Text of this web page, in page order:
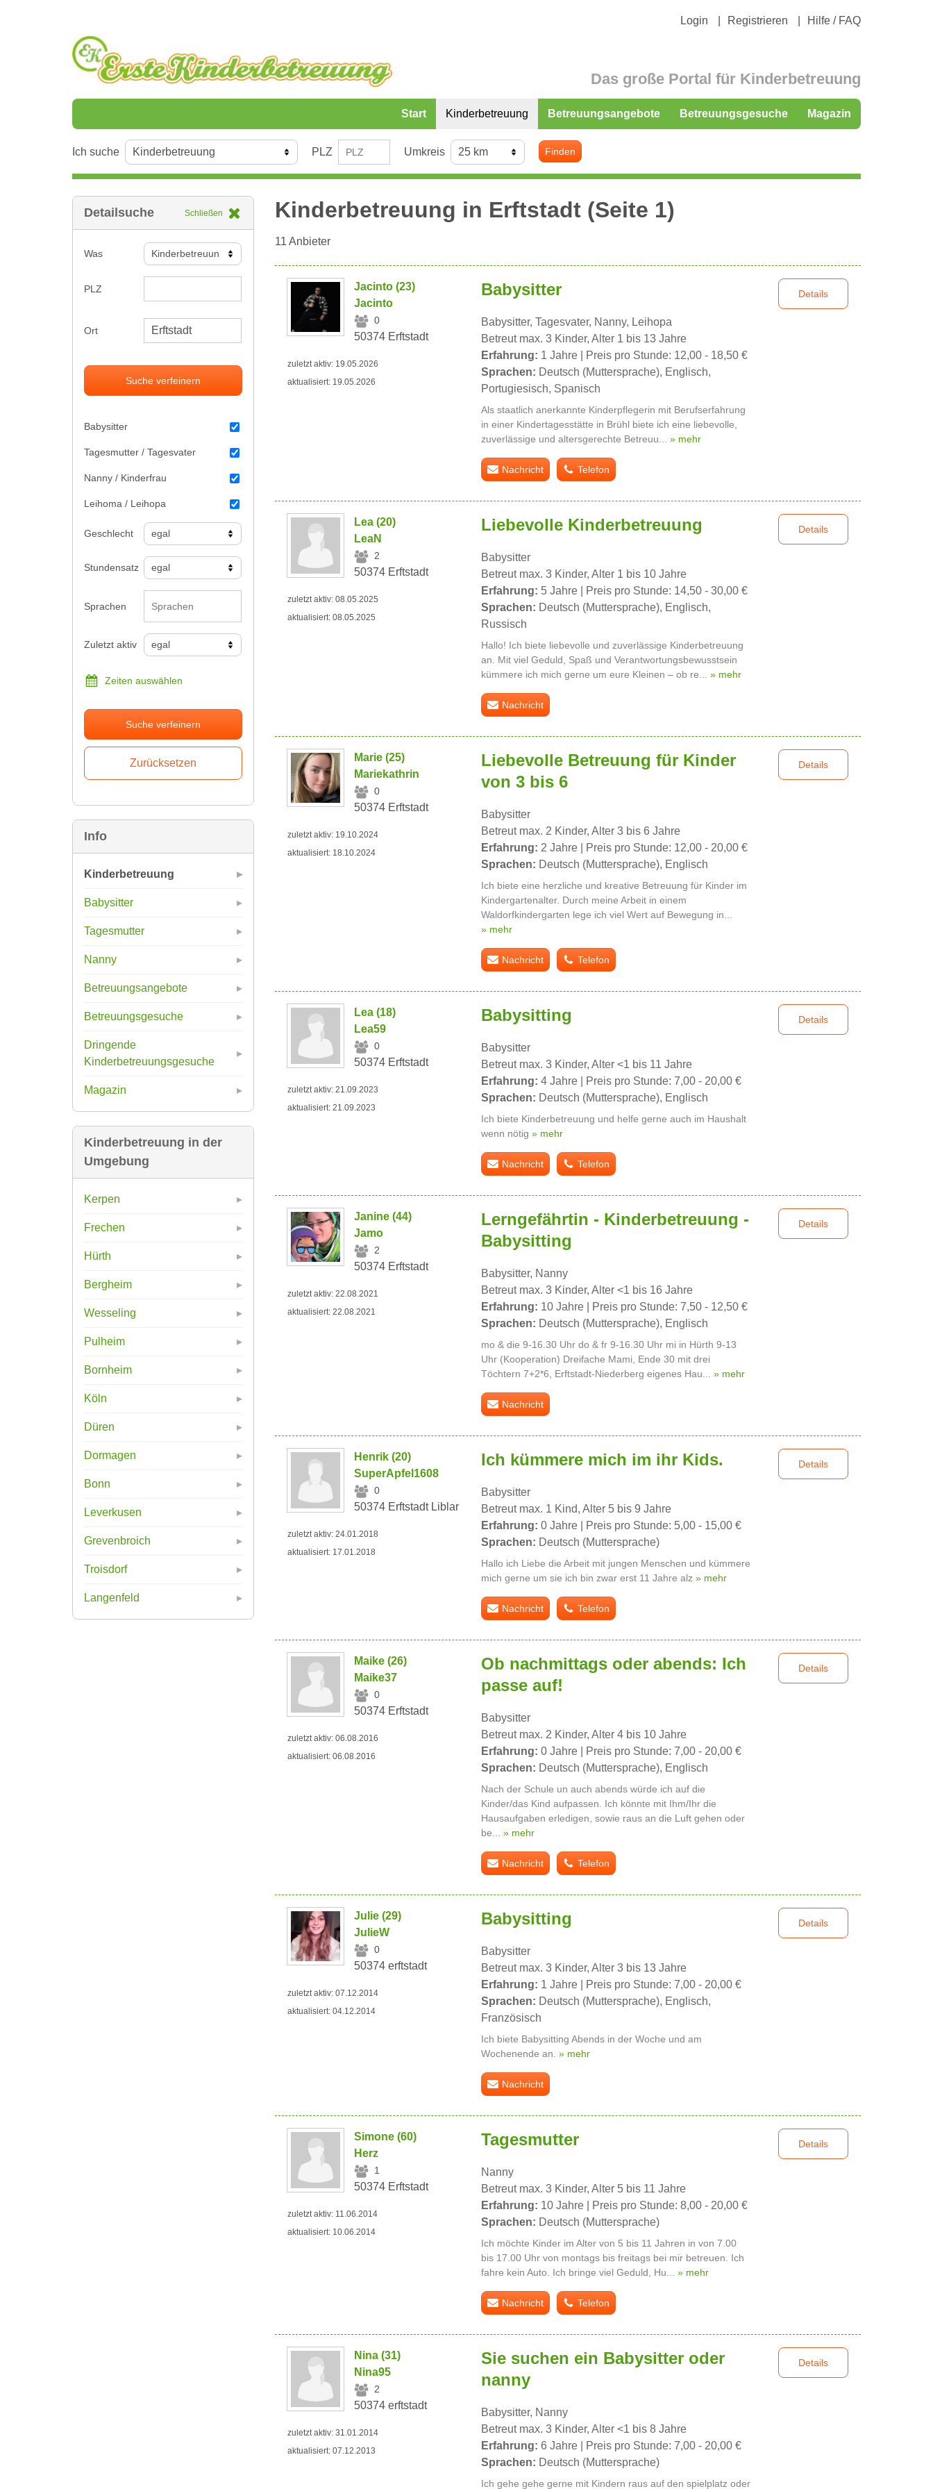
Login Registrieren Hilfe / FAQ
Das große Portal für Kinderbetreuung
Start Kinderbetreuung Betreuungsangebote Betreuungsgesuche Magazin
Ich suche PLZ Umkreis Finden
Detailsuche Schließen
Was
PLZ
Ort
Suche verfeinern
Babysitter
Tagesmutter / Tagesvater
Nanny / Kinderfrau
Leihoma / Leihopa
Geschlecht
Stundensatz
Sprachen
Zuletzt aktiv
Zeiten auswählen
Suche verfeinern
Info
Kinderbetreuung
Babysitter
Tagesmutter
Nanny
Betreuungsangebote
Betreuungsgesuche
Dringende
Kinderbetreuungsgesuche
Magazin
Kinderbetreuung in der
Umgebung
Kerpen
Frechen
Hürth
Bergheim
Wesseling
Pulheim
Bornheim
Köln
Düren
Dormagen
Bonn
Leverkusen
Grevenbroich
Troisdorf
Langenfeld
Kinderbetreuung in Erftstadt(Seite 1)
11 Anbieter
Jacinto (23)
Jacinto
0
50374 Erftstadt
zuletzt aktiv: 19.05.2026
aktualisiert: 19.05.2026
Babysitter
Babysitter, Tagesvater, Nanny, Leihopa
Betreut max. 3 Kinder, Alter 1 bis 13 Jahre
Erfahrung: 1 Jahre | Preis pro Stunde: 12,00 - 18,50 €
Sprachen: Deutsch (Muttersprache), Englisch,
Portugiesisch, Spanisch
Als staatlich anerkannte Kinderpflegerin mit Berufserfahrung
in einer Kindertagesstätte in Brühl biete ich eine liebevolle,
zuverlässige und altersgerechte Betreuu... » mehr
Details
Nachricht Telefon
Lea (20)
LeaN
2
50374 Erftstadt
zuletzt aktiv: 08.05.2025
aktualisiert: 08.05.2025
Liebevolle Kinderbetreuung
Babysitter
Betreut max. 3 Kinder, Alter 1 bis 10 Jahre
Erfahrung: 5 Jahre | Preis pro Stunde: 14,50 - 30,00 €
Sprachen: Deutsch (Muttersprache), Englisch,
Russisch
Hallo! Ich biete liebevolle und zuverlässige Kinderbetreuung
an. Mit viel Geduld, Spaß und Verantwortungsbewusstsein
kümmere ich mich gerne um eure Kleinen – ob re... » mehr
Details
Nachricht
Marie (25)
Mariekathrin
0
50374 Erftstadt
zuletzt aktiv: 19.10.2024
aktualisiert: 18.10.2024
Liebevolle Betreuung für Kinder
von 3 bis 6
Babysitter
Betreut max. 2 Kinder, Alter 3 bis 6 Jahre
Erfahrung: 2 Jahre | Preis pro Stunde: 12,00 - 20,00 €
Sprachen: Deutsch (Muttersprache), Englisch
Ich biete eine herzliche und kreative Betreuung für Kinder im
Kindergartenalter. Durch meine Arbeit in einem
Waldorfkindergarten lege ich viel Wert auf Bewegung in...
» mehr
Details
Nachricht Telefon
Lea (18)
Lea59
0
50374 Erftstadt
zuletzt aktiv: 21.09.2023
aktualisiert: 21.09.2023
Babysitting
Babysitter
Betreut max. 3 Kinder, Alter <1 bis 11 Jahre
Erfahrung: 4 Jahre | Preis pro Stunde: 7,00 - 20,00 €
Sprachen: Deutsch (Muttersprache), Englisch
Ich biete Kinderbetreuung und helfe gerne auch im Haushalt
wenn nötig » mehr
Details
Nachricht Telefon
Janine (44)
Jamo
2
50374 Erftstadt
zuletzt aktiv: 22.08.2021
aktualisiert: 22.08.2021
Lerngefährtin - Kinderbetreuung -
Babysitting
Babysitter, Nanny
Betreut max. 3 Kinder, Alter <1 bis 16 Jahre
Erfahrung: 10 Jahre | Preis pro Stunde: 7,50 - 12,50 €
Sprachen: Deutsch (Muttersprache), Englisch
mo & die 9-16.30 Uhr do & fr 9-16.30 Uhr mi in Hürth 9-13
Uhr (Kooperation) Dreifache Mami, Ende 30 mit drei
Töchtern 7+2*6, Erftstadt-Niederberg eigenes Hau... » mehr
Details
Nachricht
Henrik (20)
SuperApfel1608
0
50374 Erftstadt Liblar
zuletzt aktiv: 24.01.2018
aktualisiert: 17.01.2018
Ich kümmere mich im ihr Kids.
Babysitter
Betreut max. 1 Kind, Alter 5 bis 9 Jahre
Erfahrung: 0 Jahre | Preis pro Stunde: 5,00 - 15,00 €
Sprachen: Deutsch (Muttersprache)
Hallo ich Liebe die Arbeit mit jungen Menschen und kümmere
mich gerne um sie ich bin zwar erst 11 Jahre alz » mehr
Details
Nachricht Telefon
Maike (26)
Maike37
0
50374 Erftstadt
zuletzt aktiv: 06.08.2016
aktualisiert: 06.08.2016
Ob nachmittags oder abends: Ich
passe auf!
Babysitter
Betreut max. 2 Kinder, Alter 4 bis 10 Jahre
Erfahrung: 0 Jahre | Preis pro Stunde: 7,00 - 20,00 €
Sprachen: Deutsch (Muttersprache), Englisch
Nach der Schule un auch abends würde ich auf die
Kinder/das Kind aufpassen. Ich könnte mit Ihm/Ihr die
Hausaufgaben erledigen, sowie raus an die Luft gehen oder
be... » mehr
Details
Nachricht Telefon
Julie (29)
JulieW
0
50374 erftstadt
zuletzt aktiv: 07.12.2014
aktualisiert: 04.12.2014
Babysitting
Babysitter
Betreut max. 3 Kinder, Alter 3 bis 13 Jahre
Erfahrung: 1 Jahre | Preis pro Stunde: 7,00 - 20,00 €
Sprachen: Deutsch (Muttersprache), Englisch,
Französisch
Ich biete Babysitting Abends in der Woche und am
Wochenende an. » mehr
Details
Nachricht
Simone (60)
Herz
1
50374 Erftstadt
zuletzt aktiv: 11.06.2014
aktualisiert: 10.06.2014
Tagesmutter
Nanny
Betreut max. 3 Kinder, Alter 5 bis 11 Jahre
Erfahrung: 10 Jahre | Preis pro Stunde: 8,00 - 20,00 €
Sprachen: Deutsch (Muttersprache)
Ich möchte Kinder im Alter von 5 bis 11 Jahren in von 7.00
bis 17.00 Uhr von montags bis freitags bei mir betreuen. Ich
fahre kein Auto. Ich bringe viel Geduld, Hu... » mehr
Details
Nachricht Telefon
Nina (31)
Nina95
2
50374 erftstadt
zuletzt aktiv: 31.01.2014
aktualisiert: 07.12.2013
Sie suchen ein Babysitter oder
nanny
Babysitter, Nanny
Betreut max. 3 Kinder, Alter <1 bis 8 Jahre
Erfahrung: 6 Jahre | Preis pro Stunde: 7,00 - 20,00 €
Sprachen: Deutsch (Muttersprache)
Ich gehe gehe gerne mit Kindern raus auf den spielplatz oder
Details